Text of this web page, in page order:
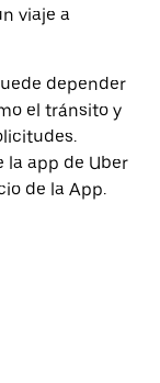
viaje a
depender
el tránsito y
la app de Uber
de la App.